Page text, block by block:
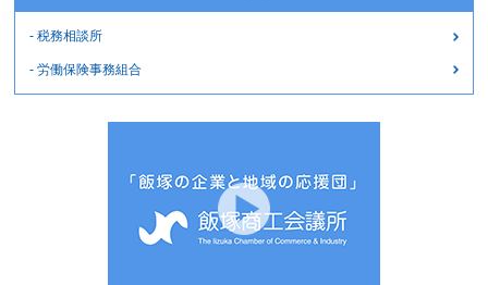
- 税務相談所
- 労働保険事務組合